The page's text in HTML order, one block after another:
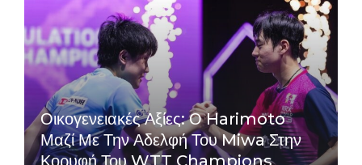
Οικογενειακές Αξίες: Ο Harimoto
Μαζί Με Την Αδελφή Του Miwa Στην
Κορυφή Του WTT Champions